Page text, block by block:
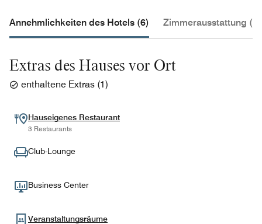
Annehmlichkeiten des Hotels (6) Zimmerausstattung (3)
Extras des Hauses vor Ort
enthaltene Extras (1)
Hauseigenes Restaurant
3 Restaurants
Club-Lounge
Business Center
Veranstaltungsräume